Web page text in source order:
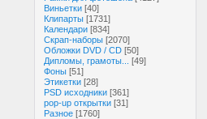
Виньетки [40]
Клипарты [1731]
Календари [834]
Скрап-наборы [2070]
Обложки DVD / CD [50]
Дипломы, грамоты...
[49]
Фоны [51]
Этикетки [28]
PSD исходники [361]
pop-up открытки [31]
Разное [1760]